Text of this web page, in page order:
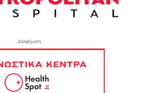
- Διαφήμιση -